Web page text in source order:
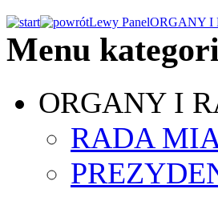
Lewy PanelORGANY I
Menu
ORGANY I
RADA